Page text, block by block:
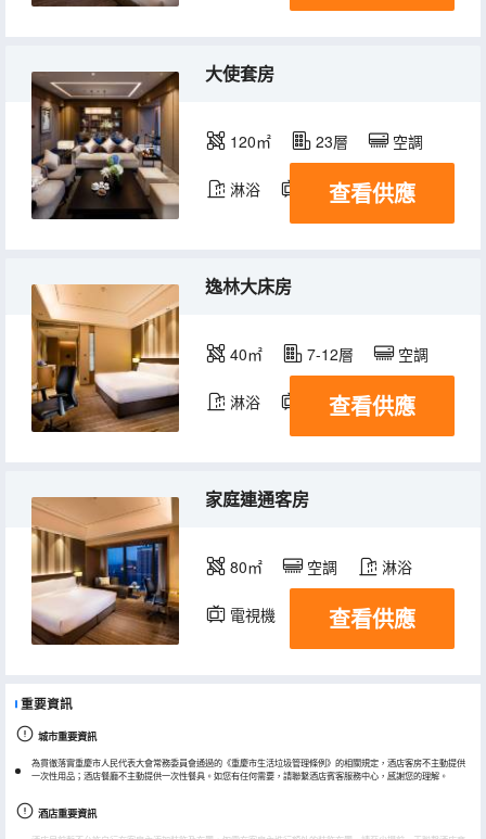
大使套房
120㎡ 23層 空調
淋浴 電視機 冰箱
查看供應
逸林大床房
40㎡ 7-12層 空調
淋浴 電視機 冰箱
查看供應
家庭連通客房
80㎡ 空調 淋浴
電視機 冰箱
查看供應
重要資訊
城市重要資訊
為貫徹落實重慶市人民代表大會常務委員會通過的《重慶市生活垃圾管理條例》的相關規定，酒店客房不主動提供
一次性用品；酒店餐廳不主動提供一次性餐具。如您有任何需要，請聯繫酒店賓客服務中心，感謝您的理解。
酒店重要資訊